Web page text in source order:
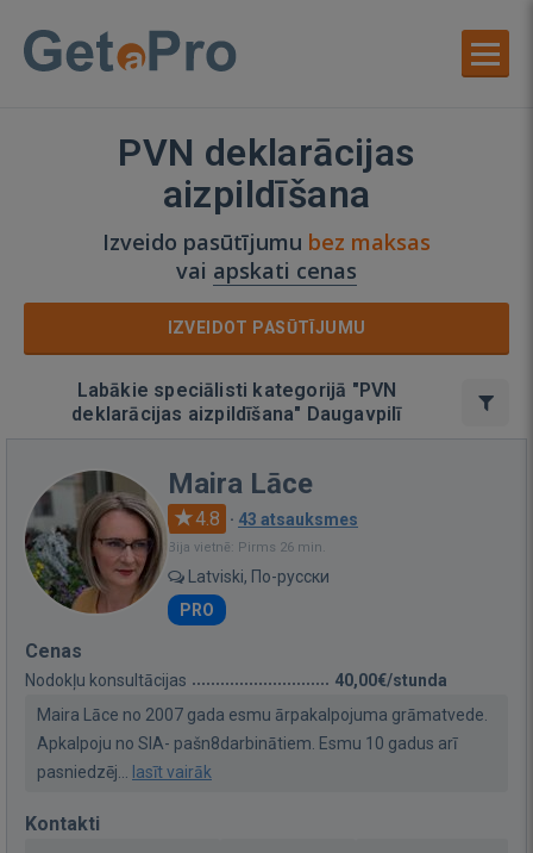
PVN deklarācijas
aizpildīšana
Izveido pasūtījumu bez maksas
vai apskati cenas
IZVEIDOT PASŪTĪJUMU
Labākie speciālisti kategorijā "PVN
deklarācijas aizpildīšana" Daugavpilī
Maira Lāce
4.8 · 43 atsauksmes
Bija vietnē: Pirms 26 min.
Latviski, По-русски
PRO
Cenas
Nodokļu konsultācijas
40,00€/stunda
Maira Lāce no 2007 gada esmu ārpakalpojuma grāmatvede.
Apkalpoju no SIA- pašn8darbinātiem. Esmu 10 gadus arī
pasniedzēj...
lasīt vairāk
Kontakti